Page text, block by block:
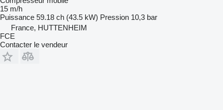
15 m/h
Puissance 59.18 ch (43.5 kW) Pression 10,3 bar
France, HUTTENHEIM
FCE
Contacter le vendeur